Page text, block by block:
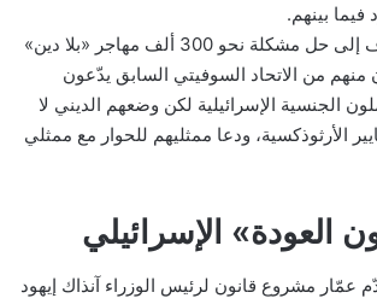
فيما بينهم.
قال إن اقتراحه يهدف إلى حل مشكلة نحو 300 ألف مهاجر «بلا دين»
منهم من الاتحاد السوفيتي السابق يدّعون
الجنسية الإسرائيلية لكن وضعهم الديني لا
الأرثوذكسية، ودعا ممثليهم للحوار مع ممثلي
العودة» الإسرائيلي
نوفمبر 2006 قدّم عمّار مشروع قانون لرئيس الوزراء آنذاك إيهود